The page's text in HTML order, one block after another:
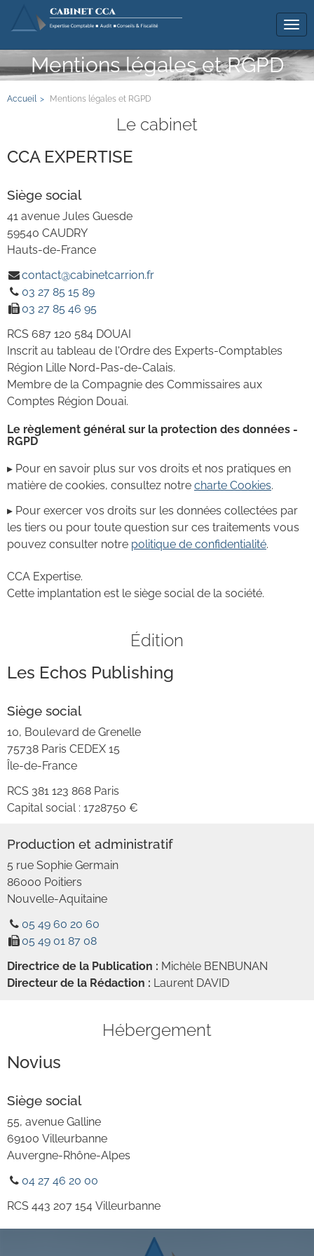
Mentions légales et RGPD
Accueil Mentions légales et RGPD
Le cabinet
CCA EXPERTISE
Siège social
41 avenue Jules Guesde
59540 CAUDRY
Hauts-de-France
contact@cabinetcarrion.fr
03 27 85 15 89
03 27 85 46 95
RCS 687 120 584 DOUAI
Inscrit au tableau de l'Ordre des Experts-Comptables
Région Lille Nord-Pas-de-Calais.
Membre de la Compagnie des Commissaires aux
Comptes Région Douai.
Le règlement général sur la protection des données -
RGPD
▸ Pour en savoir plus sur vos droits et nos pratiques en
matière de cookies, consultez notre charte Cookies.
▸ Pour exercer vos droits sur les données collectées par
les tiers ou pour toute question sur ces traitements vous
pouvez consulter notre politique de confidentialité.
CCA Expertise.
Cette implantation est le siège social de la société.
Édition
Les Echos Publishing
Siège social
10, Boulevard de Grenelle
75738 Paris CEDEX 15
Île-de-France
RCS 381 123 868 Paris
Capital social : 1728750 €
Production et administratif
5 rue Sophie Germain
86000 Poitiers
Nouvelle-Aquitaine
05 49 60 20 60
05 49 01 87 08
Directrice de la Publication : Michèle BENBUNAN
Directeur de la Rédaction : Laurent DAVID
Hébergement
Novius
Siège social
55, avenue Galline
69100 Villeurbanne
Auvergne-Rhône-Alpes
04 27 46 20 00
RCS 443 207 154 Villeurbanne